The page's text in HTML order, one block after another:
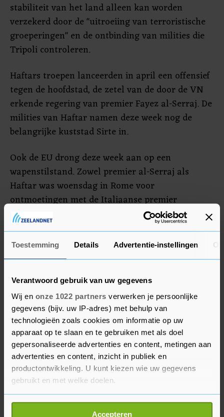
Toestemming Details Advertentie-instellingen
Verantwoord gebruik van uw gegevens
Wij en onze 1022 partners verwerken je persoonlijke
gegevens (bijv. uw IP-adres) met behulp van
technologieën zoals cookies om informatie op uw
apparaat op te slaan en te gebruiken met als doel
gepersonaliseerde advertenties en content, metingen aan
advertenties en content, inzicht in publiek en
productontwikkeling. U kunt kiezen wie uw gegevens
gebruikt en met welke doelen.
Als u het toestaat, willen we ook graag:
Accepteren
stabiliteit van het land alleen kan worden
verzekerd door de "uitroeiing van terroristische
groeperingen" en de ontbinding van milities die
Tripoli controleren.
Haftars troepen lanceerden in april een offensief
tegen de hoofdstad, de zetel van de door de VN
erkende regering van premier Fayez al-Serraj. De
milities van Haftar namen deze week nog de
belangrijke kuststad Sirte in.
Ook de EU drong deze week aan op een
wapenstilstand. Zowel premier al-Serraj als
Haftar was woensdag in Rome voor
ontmoetingen met de Italiaanse premier
Giuseppe Conte. Conte probeert een
bemiddelende rol te spelen bij het tot stand
brengen van een wapenstilstand.